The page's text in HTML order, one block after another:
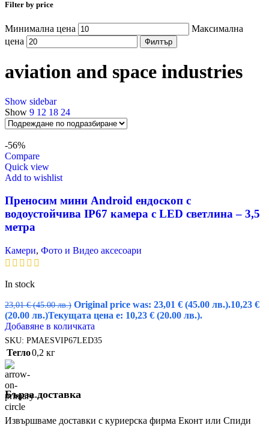
Filter by price
Минимална цена
Максимална
цена
Филтър
aviation and space industries
Show sidebar
Show 9 12 18 24
-56%
Compare
Quick view
Add to wishlist
Преносим мини Android ендоскоп с
водоустойчива IP67 ĸaмepa c LЕD cвeтлинa – 3,5
мeтpa
Камери, Фото и Видео аксесоари
In stock
23,01€ (45.00 лв.) Original price was: 23,01 € (45.00 лв.).10,23 €
(20.00 лв.)Текущата цена е: 10,23 € (20.00 лв.).
Добавяне в количката
SKU: PMAESVIP67LED35
Тегло0,2 кг
Бърза доставка
Извършваме доставки с куриерска фирма Еконт или Спиди